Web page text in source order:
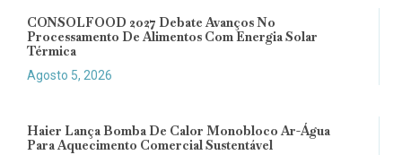
CONSOLFOOD 2027 Debate Avanços No
Processamento De Alimentos Com Energia Solar
Térmica
Agosto 5, 2026
Haier Lança Bomba De Calor Monobloco Ar-Água
Para Aquecimento Comercial Sustentável